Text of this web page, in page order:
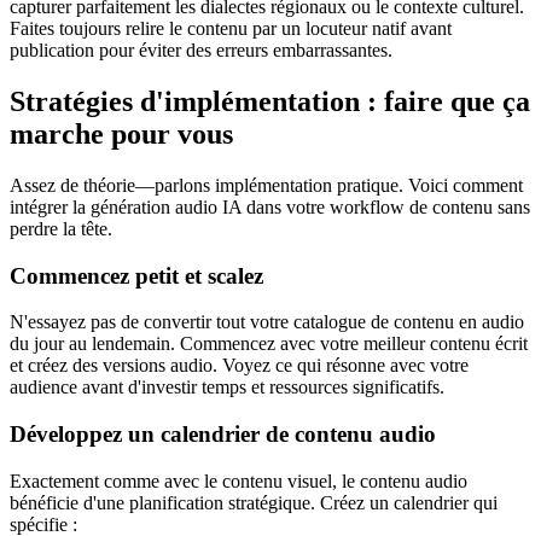
capturer parfaitement les dialectes régionaux ou le contexte culturel.
Faites toujours relire le contenu par un locuteur natif avant
publication pour éviter des erreurs embarrassantes.
Stratégies d'implémentation : faire que ça
marche pour vous
Assez de théorie—parlons implémentation pratique. Voici comment
intégrer la génération audio IA dans votre workflow de contenu sans
perdre la tête.
Commencez petit et scalez
N'essayez pas de convertir tout votre catalogue de contenu en audio
du jour au lendemain. Commencez avec votre meilleur contenu écrit
et créez des versions audio. Voyez ce qui résonne avec votre
audience avant d'investir temps et ressources significatifs.
Développez un calendrier de contenu audio
Exactement comme avec le contenu visuel, le contenu audio
bénéficie d'une planification stratégique. Créez un calendrier qui
spécifie :